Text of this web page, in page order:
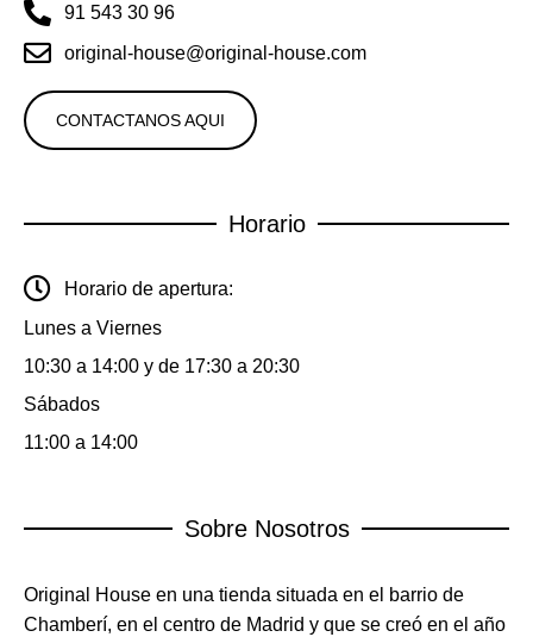
91 543 30 96
original-house@original-house.com
CONTACTANOS AQUI
Horario
Horario de apertura:
Lunes a Viernes
10:30 a 14:00 y de 17:30 a 20:30
Sábados
11:00 a 14:00
Sobre Nosotros
Original House en una tienda situada en el barrio de
Chamberí, en el centro de Madrid y que se creó en el año